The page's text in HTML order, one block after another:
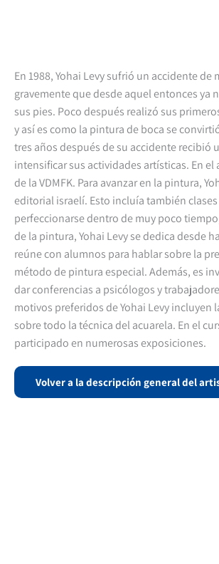
En 1988, Yohai Levy sufrió un accidente
gravemente que desde aquel entonces ya
sus pies. Poco después realizó sus
y así es como la pintura de boca se
tres años después de su accidente recibió
intensificar sus actividades artísticas. En
de la VDMFK. Para avanzar en la pintura,
editorial israelí. Esto incluía también
perfeccionarse dentro de muy poco
de la pintura, Yohai Levy se dedica desde
reúne con alumnos para hablar sobre la
método de pintura especial. Además, es
dar conferencias a psicólogos y
motivos preferidos de Yohai Levy incluyen
sobre todo la técnica del acuarela. En el
participado en numerosas exposiciones.
Volver a la descripción general del